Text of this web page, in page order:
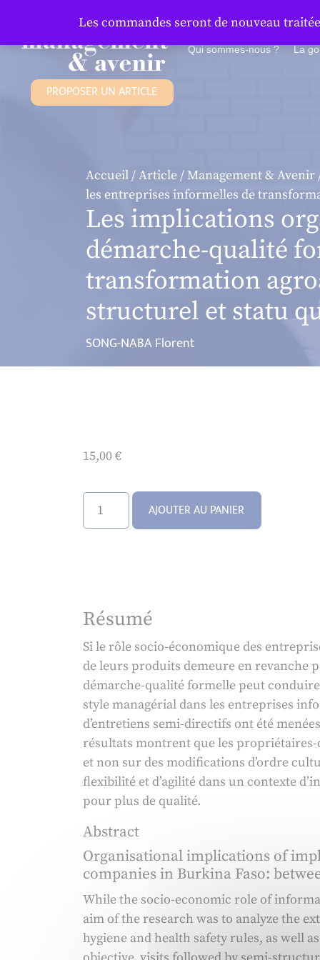
Qui sommes-nous ? La
PROPOSER UN ARTICLE
Accueil/Article/Management & Avenir
les entreprises informelles de
Les implications
démarche-qualité
transformation
structurel et statu
SONG-NABA Florent
15,00€
la
en
oeuvre
d’une
démarche-
qualité
formelle
dans
les
entreprises
informelles
de
transformation
agroalimentaire
au
Burkina
Faso
AJOUTER AU PANIER
Résumé
Si le rôle socio-économique des
de leurs produits demeure en revanche
démarche-qualité formelle peut conduire
style managérial dans les entreprises
d’entretiens semi-directifs ont été
résultats montrent que les
et non sur des modifications d’ordre
flexibilité et d’agilité dans un contexte
pour plus de qualité.
Abstract
Organisational implications of
companies in Burkina Faso:
While the socio-economic role of
aim of the research was to analyze the
hygiene and health safety rules, as well
Les commandes seront de nouveau